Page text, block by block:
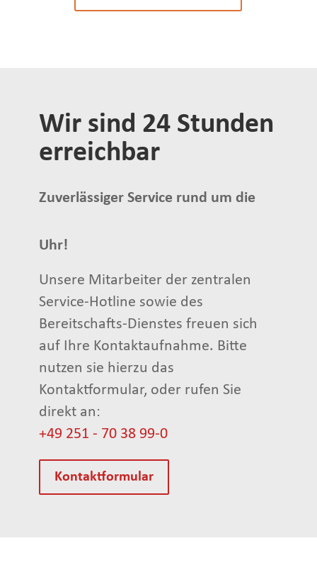
Wir sind 24 Stunden
erreichbar
Zuverlässiger Service rund um die
Uhr!
Unsere Mitarbeiter der zentralen
Service-Hotline sowie des
Bereitschafts-Dienstes freuen sich
auf Ihre Kontaktaufnahme. Bitte
nutzen sie hierzu das
Kontaktformular, oder rufen Sie
direkt an:
+49 251 - 70 38 99-0
Kontaktformular